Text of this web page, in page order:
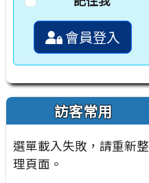
會員登入
訪客常用
選單載入失敗，請重新整
理頁面。